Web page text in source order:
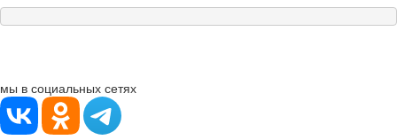
мы в социальных сетях